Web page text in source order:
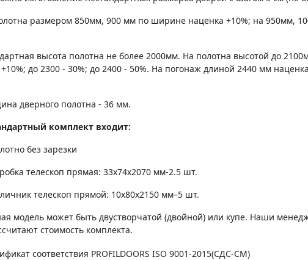
размером 850мм, 900 мм по ширине наценка +10%; на 950мм,
высота полотна не более 2000мм. На полотна высотой до
до 2300 - 30%; до 2400 - 50%. На погонаж длиной 2440 мм
дверного полотна - 36 мм.
комплект входит:
без зарезки
телескоп прямая: 33х74х2070 мм-2.5 шт.
телескоп прямой: 10х80х2150 мм–5 шт.
модель может быть двустворчатой (двойной) или купе. Наши
стоимость комплекта.
соответствия PROFILDOORS ISO 9001-2015(СДС-СМ)